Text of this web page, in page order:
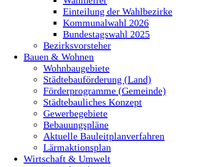
Einteilung der Wahlbezirke
Kommunalwahl 2026
Bundestagswahl 2025
Bezirksvorsteher
Bauen & Wohnen
Wohnbaugebiete
Städtebauförderung (Land)
Förderprogramme (Gemeinde)
Städtebauliches Konzept
Gewerbegebiete
Bebauungspläne
Aktuelle Bauleitplanverfahren
Lärmaktionsplan
Wirtschaft & Umwelt